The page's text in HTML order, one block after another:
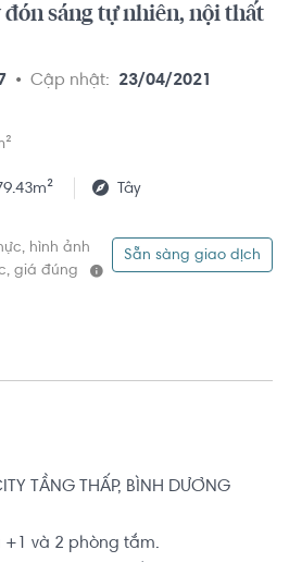
đón sáng tự nhiên, nội thất
Cập nhật: 23/04/2021
Tây
hình ảnh
giá đúng
Sẵn sàng giao dịch
TẦNG THẤP, BÌNH DƯƠNG
và 2 phòng tắm.